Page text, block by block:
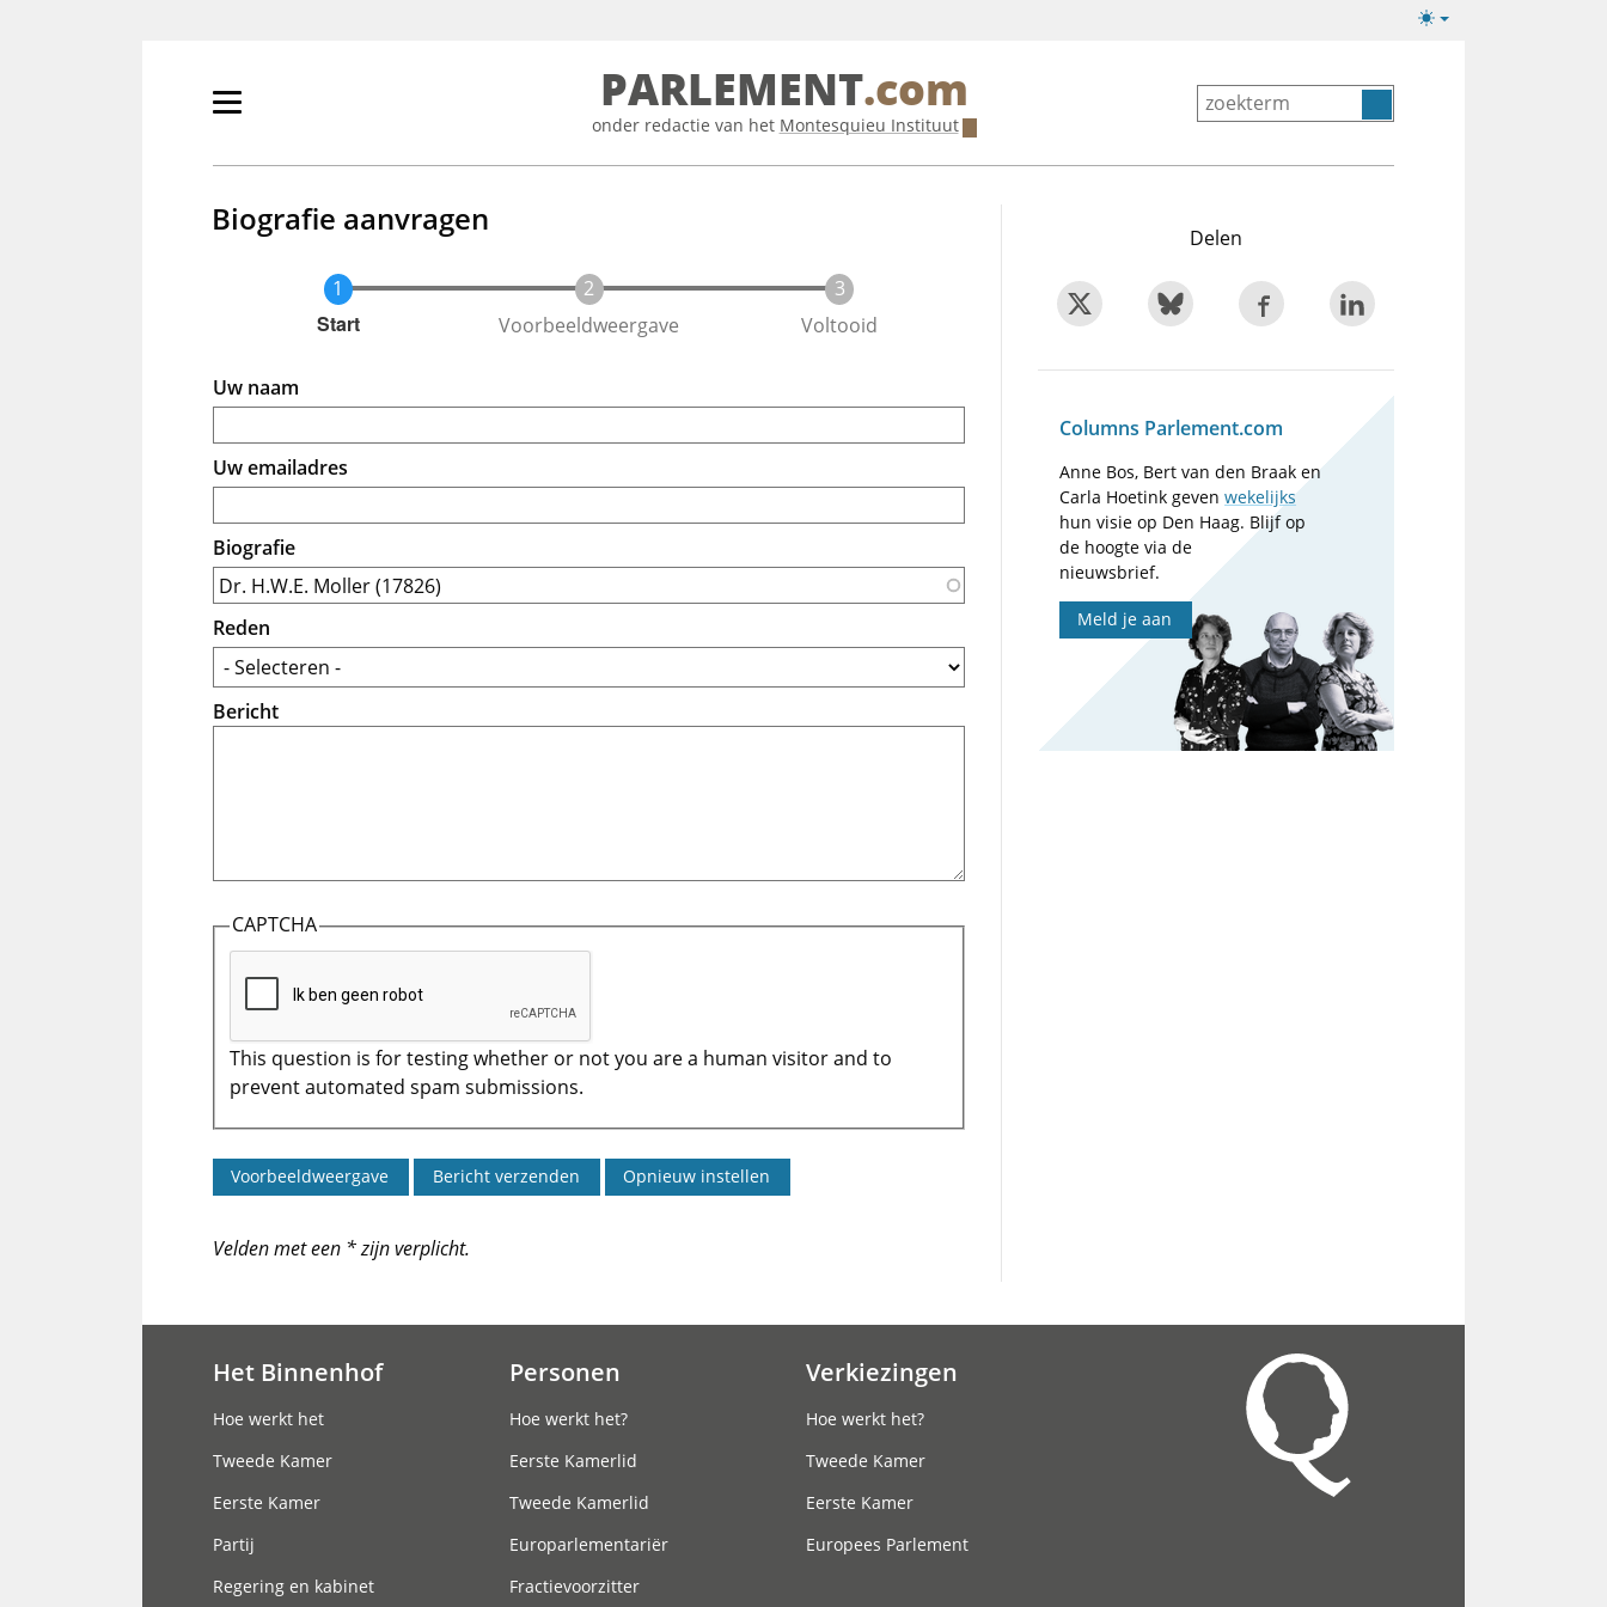
Lichte/donkere
Primair
tonen/verbergen
PARLEMENT.com
onder redactie van het Montesquieu Instituut
Biografie aanvragen
Huidige
Start Voorbeeldweergave Voltooid
Uw naam
Uw emailadres
Biografie
Reden
Bericht
CAPTCHA
This question is for testing whether or not you are a human visitor and to
prevent automated spam submissions.
Velden met een * zijn verplicht.
Delen
Columns Parlement.com
Anne Bos, Bert van den Braak en
Carla Hoetink gevenwekelijks
hun visie op Den Haag. Blijf op
de hoogte via de
nieuwsbrief.
Meld je aan
Het Binnenhof
Hoe werkt het
Tweede Kamer
Eerste Kamer
Partij
Regering en kabinet
Personen
Hoe werkt het?
Eerste Kamerlid
Tweede Kamerlid
Europarlementariër
Fractievoorzitter
Verkiezingen
Hoe werkt het?
Tweede Kamer
Eerste Kamer
Europees Parlement